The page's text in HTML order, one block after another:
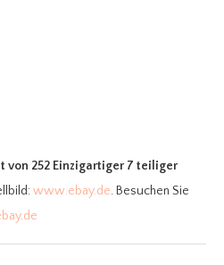
von 252 Einzigartiger 7 teiliger
www.ebay.de. Besuchen Sie